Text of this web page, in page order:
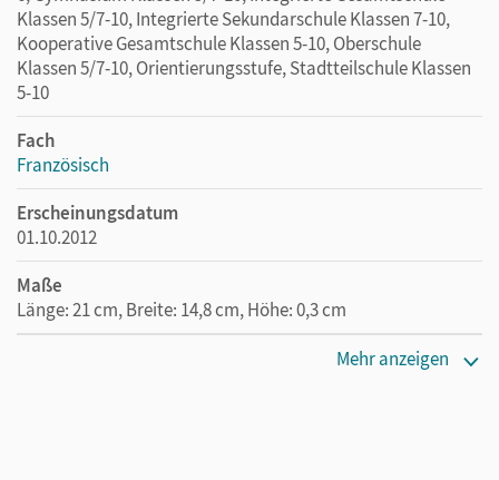
Klassen 5/7-10, Integrierte Sekundarschule Klassen 7-10,
Kooperative Gesamtschule Klassen 5-10, Oberschule
Klassen 5/7-10, Orientierungsstufe, Stadtteilschule Klassen
5-10
Fach
Französisch
Erscheinungsdatum
01.10.2012
Maße
Länge: 21 cm, Breite: 14,8 cm, Höhe: 0,3 cm
Mehr anzeigen